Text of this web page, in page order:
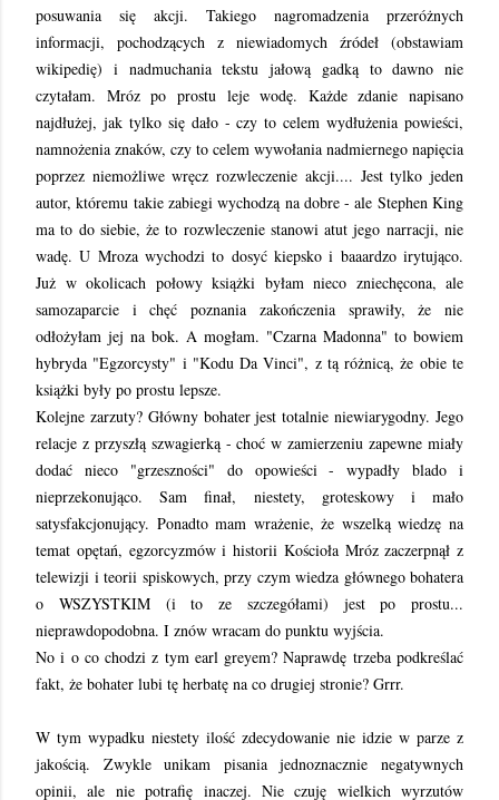
posuwania się akcji. Takiego nagromadzenia przeróżnych
informacji, pochodzących z niewiadomych źródeł (obstawiam
wikipedię) i nadmuchania tekstu jałową gadką to dawno nie
czytałam. Mróz po prostu leje wodę. Każde zdanie napisano
najdłużej, jak tylko się dało - czy to celem wydłużenia powieści,
namnożenia znaków, czy to celem wywołania nadmiernego napięcia
poprzez niemożliwe wręcz rozwleczenie akcji.... Jest tylko jeden
autor, któremu takie zabiegi wychodzą na dobre - ale Stephen King
ma to do siebie, że to rozwleczenie stanowi atut jego narracji, nie
wadę. U Mroza wychodzi to dosyć kiepsko i baaardzo irytująco.
Już w okolicach połowy książki byłam nieco zniechęcona, ale
samozaparcie i chęć poznania zakończenia sprawiły, że nie
odłożyłam jej na bok. A mogłam. "Czarna Madonna" to bowiem
hybryda "Egzorcysty" i "Kodu Da Vinci", z tą różnicą, że obie te
książki były po prostu lepsze.
Kolejne zarzuty? Główny bohater jest totalnie niewiarygodny. Jego
relacje z przyszłą szwagierką - choć w zamierzeniu zapewne miały
dodać nieco "grzeszności" do opowieści - wypadły blado i
nieprzekonująco. Sam finał, niestety, groteskowy i mało
satysfakcjonujący. Ponadto mam wrażenie, że wszelką wiedzę na
temat opętań, egzorcyzmów i historii Kościoła Mróz zaczerpnął z
telewizji i teorii spiskowych, przy czym wiedza głównego bohatera
o WSZYSTKIM (i to ze szczegółami) jest po prostu...
nieprawdopodobna. I znów wracam do punktu wyjścia.
No i o co chodzi z tym earl greyem? Naprawdę trzeba podkreślać
fakt, że bohater lubi tę herbatę na co drugiej stronie? Grrr.
W tym wypadku niestety ilość zdecydowanie nie idzie w parze z
jakością. Zwykle unikam pisania jednoznacznie negatywnych
opinii, ale nie potrafię inaczej. Nie czuję wielkich wyrzutów